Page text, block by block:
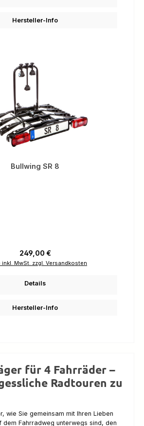
Hersteller-Info
Bullwing SR 8
Regulärer Preis:
249,00 €
inkl. MwSt. zzgl. Versandkosten
Details
Hersteller-Info
für 4 Fahrräder –
Radtouren zu
wie Sie gemeinsam mit Ihren Lieben
dem Fahrradweg unterwegs sind, den